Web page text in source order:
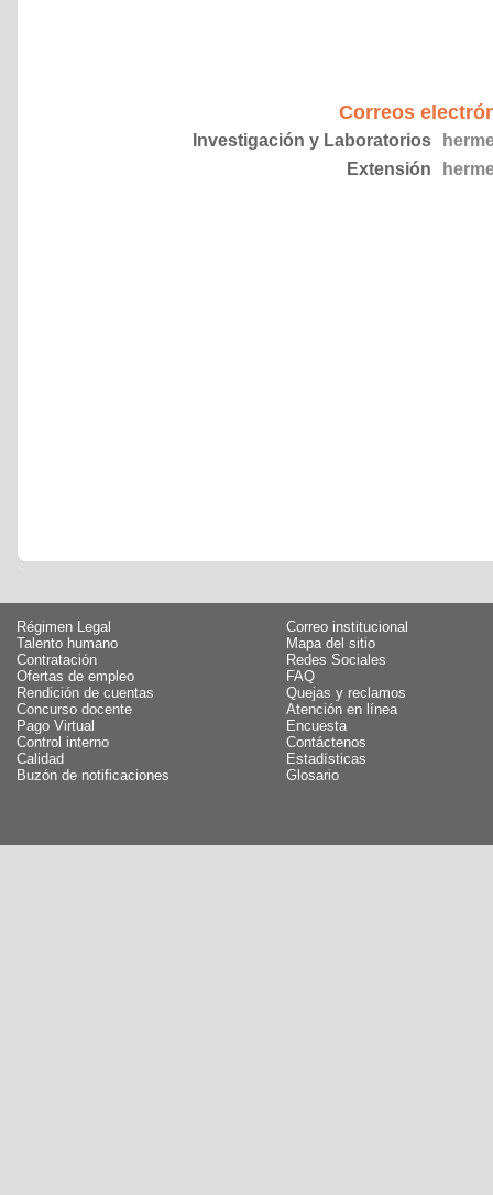
Correos
Investigación y Laboratorios
Extensión
Régimen Legal
Talento humano
Contratación
Ofertas de empleo
Rendición de cuentas
Concurso docente
Pago Virtual
Control interno
Calidad
Buzón de notificaciones
Correo institucional
Mapa del sitio
Redes Sociales
FAQ
Quejas y reclamos
Atención en línea
Encuesta
Contáctenos
Estadísticas
Glosario